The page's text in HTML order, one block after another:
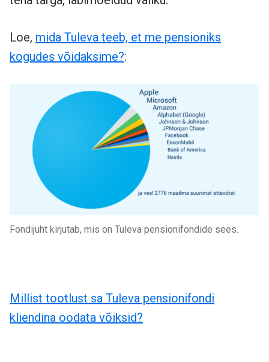
Loe, mida Tuleva teeb, et me pensioniks
kogudes võidaksime?:
Fondijuht kirjutab, mis on Tuleva pensionifondide sees.
Millist tootlust sa Tuleva pensionifondi
kliendina oodata võiksid?